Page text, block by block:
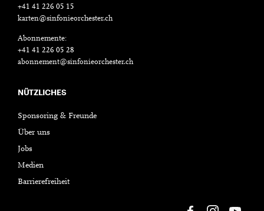
+41 41 226 05 15
karten@sinfonieorchester.ch
Abonnemente:
+41 41 226 05 28
abonnement@sinfonieorchester.ch
NÜTZLICHES
Sponsoring & Freunde
Über uns
Jobs
Medien
Barrierefreiheit